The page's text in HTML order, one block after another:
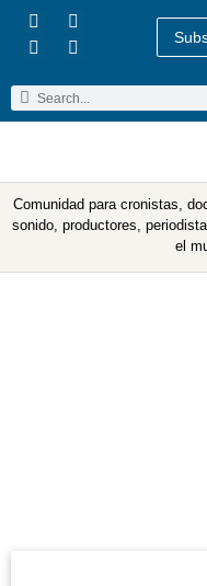
Comunidad para cronistas,
sonido, productores,
el